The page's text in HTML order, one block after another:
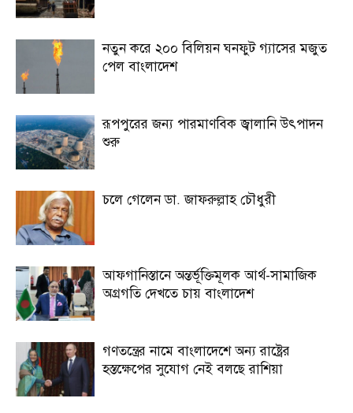
নতুন করে ২০০ বিলিয়ন ঘনফুট গ্যাসের মজুত
পেল বাংলাদেশ
রূপপুরের জন্য পারমাণবিক জ্বালানি উৎপাদন
শুরু
চলে গেলেন ডা. জাফরুল্লাহ চৌধুরী
আফগানিস্তানে অন্তর্ভূক্তিমূলক আর্থ-সামাজিক
অগ্রগতি দেখতে চায় বাংলাদেশ
গণতন্ত্রের নামে বাংলাদেশে অন্য রাষ্ট্রের
হস্তক্ষেপের সুযোগ নেই বলছে রাশিয়া